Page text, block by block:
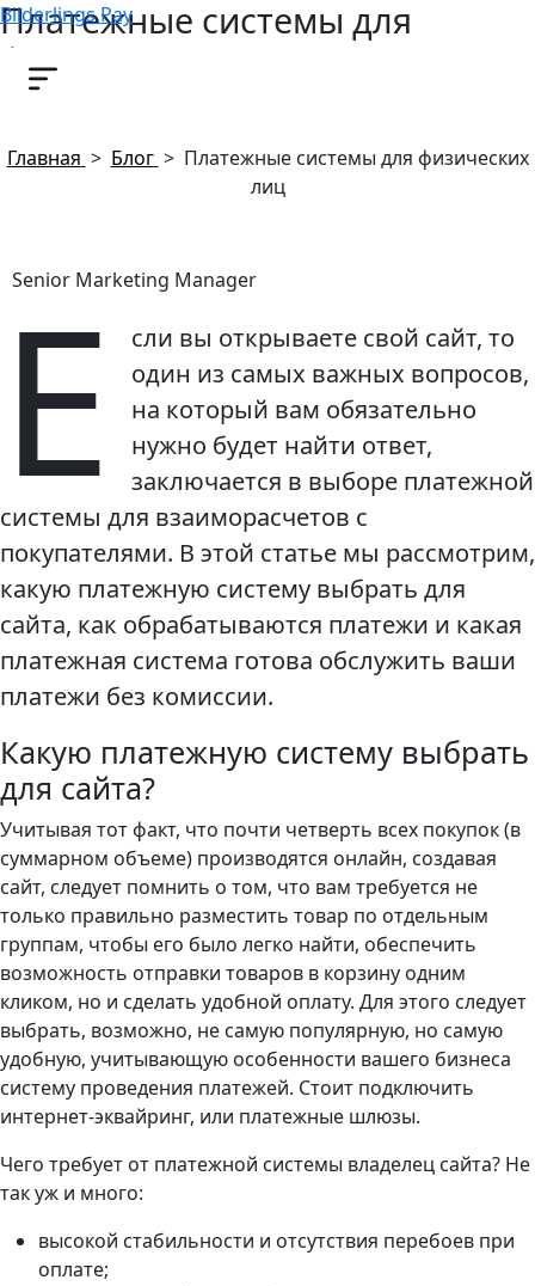
Bilderlings Pay
Платежные системы для
физических лиц
Главная > Блог > Платежные системы для физических
лиц
Senior Marketing Manager
Е
сли вы открываете свой сайт, то
один из самых важных вопросов,
на который вам обязательно
нужно будет найти ответ,
заключается в выборе платежной
системы для взаиморасчетов с
покупателями. В этой статье мы рассмотрим,
какую платежную систему выбрать для
сайта, как обрабатываются платежи и какая
платежная система готова обслужить ваши
платежи без комиссии.
Какую платежную систему выбрать
для сайта?
Учитывая тот факт, что почти четверть всех покупок (в
суммарном объеме) производятся онлайн, создавая
сайт, следует помнить о том, что вам требуется не
только правильно разместить товар по отдельным
группам, чтобы его было легко найти, обеспечить
возможность отправки товаров в корзину одним
кликом, но и сделать удобной оплату. Для этого следует
выбрать, возможно, не самую популярную, но самую
удобную, учитывающую особенности вашего бизнеса
систему проведения платежей. Стоит подключить
интернет-эквайринг, или платежные шлюзы.
Чего требует от платежной системы владелец сайта? Не
так уж и много:
высокой стабильности и отсутствия перебоев при
оплате;